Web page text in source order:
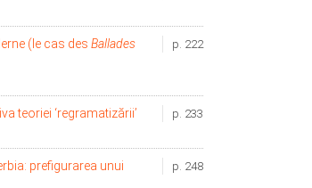
p. 222
(le cas des Ballades
p. 233
teoriei ‘regramatizării’
p. 248
prefigurarea unui